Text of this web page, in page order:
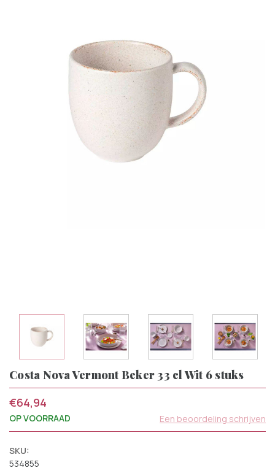
Costa Nova Vermont Beker 33 cl Wit 6 stuks
€64,94
OP VOORRAAD Een beoordeling schrijven
SKU:
534855